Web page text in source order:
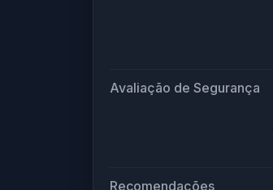
Avaliação de Segurança
Recomendações